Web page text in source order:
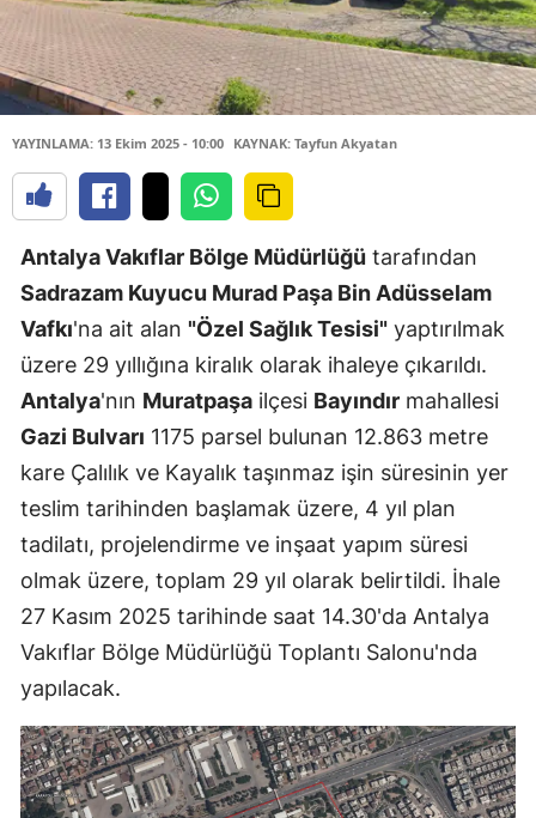
YAYINLAMA: 13 Ekim 2025 - 10:00 KAYNAK: Tayfun Akyatan
Antalya Vakıflar Bölge Müdürlüğü tarafından
Sadrazam Kuyucu Murad Paşa Bin Adüsselam
Vafkı'na ait alan "Özel Sağlık Tesisi" yaptırılmak
üzere 29 yıllığına kiralık olarak ihaleye çıkarıldı.
Antalya'nın Muratpaşa ilçesi Bayındır mahallesi
Gazi Bulvarı 1175 parsel bulunan 12.863 metre
kare Çalılık ve Kayalık taşınmaz işin süresinin yer
teslim tarihinden başlamak üzere, 4 yıl plan
tadilatı, projelendirme ve inşaat yapım süresi
olmak üzere, toplam 29 yıl olarak belirtildi. İhale
27 Kasım 2025 tarihinde saat 14.30'da Antalya
Vakıflar Bölge Müdürlüğü Toplantı Salonu'nda
yapılacak.